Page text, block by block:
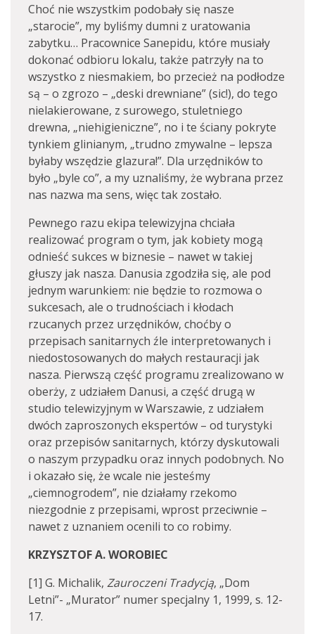
Choć nie wszystkim podobały się nasze
„starocie”, my byliśmy dumni z uratowania
zabytku… Pracownice Sanepidu, które musiały
dokonać odbioru lokalu, także patrzyły na to
wszystko z niesmakiem, bo przecież na podłodze
są – o zgrozo – „deski drewniane” (sic!), do tego
nielakierowane, z surowego, stuletniego
drewna, „niehigieniczne”, no i te ściany pokryte
tynkiem glinianym, „trudno zmywalne – lepsza
byłaby wszędzie glazura!”. Dla urzędników to
było „byle co”, a my uznaliśmy, że wybrana przez
nas nazwa ma sens, więc tak zostało.
Pewnego razu ekipa telewizyjna chciała
realizować program o tym, jak kobiety mogą
odnieść sukces w biznesie – nawet w takiej
głuszy jak nasza. Danusia zgodziła się, ale pod
jednym warunkiem: nie będzie to rozmowa o
sukcesach, ale o trudnościach i kłodach
rzucanych przez urzędników, choćby o
przepisach sanitarnych źle interpretowanych i
niedostosowanych do małych restauracji jak
nasza. Pierwszą część programu zrealizowano w
oberży, z udziałem Danusi, a część drugą w
studio telewizyjnym w Warszawie, z udziałem
dwóch zaproszonych ekspertów – od turystyki
oraz przepisów sanitarnych, którzy dyskutowali
o naszym przypadku oraz innych podobnych. No
i okazało się, że wcale nie jesteśmy
„ciemnogrodem”, nie działamy rzekomo
niezgodnie z przepisami, wprost przeciwnie –
nawet z uznaniem ocenili to co robimy.
KRZYSZTOF A. WOROBIEC
[1] G. Michalik, Zauroczeni Tradycją, „Dom
Letni”- „Murator” numer specjalny 1, 1999, s. 12-
17.